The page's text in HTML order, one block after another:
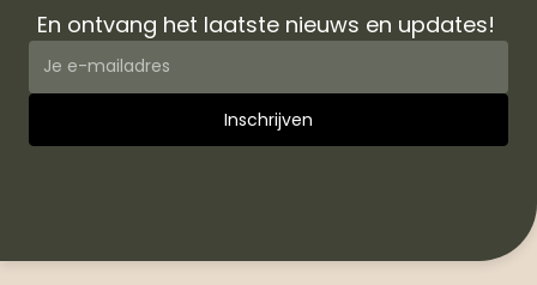
En ontvang het laatste nieuws en updates!